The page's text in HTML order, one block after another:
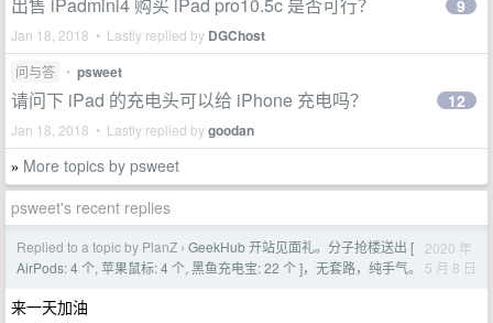
Jan 18, 2018 • Lastly replied by DGChost
9
问与答 • psweet
请问下 iPad 的充电头可以给 iPhone 充电吗？
Jan 18, 2018 • Lastly replied bygoodan
12
» More topics by psweet
psweet's recent replies
Replied to a topic by PlanZ › GeekHub 开站见面礼。分子抢楼送出 [
AirPods: 4 个, 苹果鼠标: 4 个, 黑鱼充电宝: 22 个 ]，无套路，纯手气。
2020 年
5 月 8 日
来一天加油